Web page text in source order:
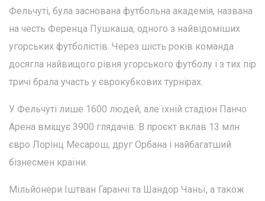
Фельчуті, була заснована футбольна академія, названа
на честь Ференца Пушкаша, одного з найвідоміших
угорських футболістів. Через шість років команда
досягла найвищого рівня угорського футболу і з тих пір
тричі брала участь у єврокубкових турнірах.
У Фельчуті лише 1600 людей, але їхній стадіон Панчо
Арена вміщує 3900 глядачів. В проєкт вклав 13 млн
євро Лорінц Месарош, друг Орбана і найбагатший
бізнесмен країни.
Мільйонери Іштван Гаранчі та Шандор Чаньї, а також